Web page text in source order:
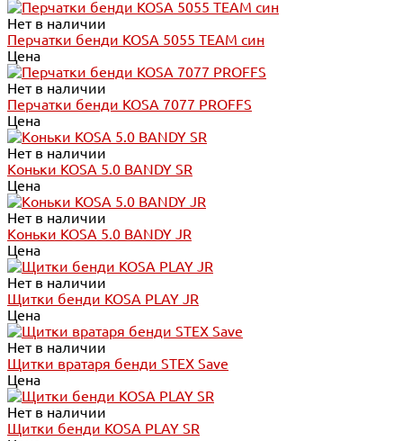
Нет в наличии
Перчатки бенди KOSA 5055 TEAM син
Цена
Нет в наличии
Перчатки бенди KOSA 7077 PROFFS
Цена
Нет в наличии
Коньки KOSA 5.0 BANDY SR
Цена
Нет в наличии
Коньки KOSA 5.0 BANDY JR
Цена
Нет в наличии
Щитки бенди KOSA PLAY JR
Цена
Нет в наличии
Щитки вратаря бенди STEX Save
Цена
Нет в наличии
Щитки бенди KOSA PLAY SR